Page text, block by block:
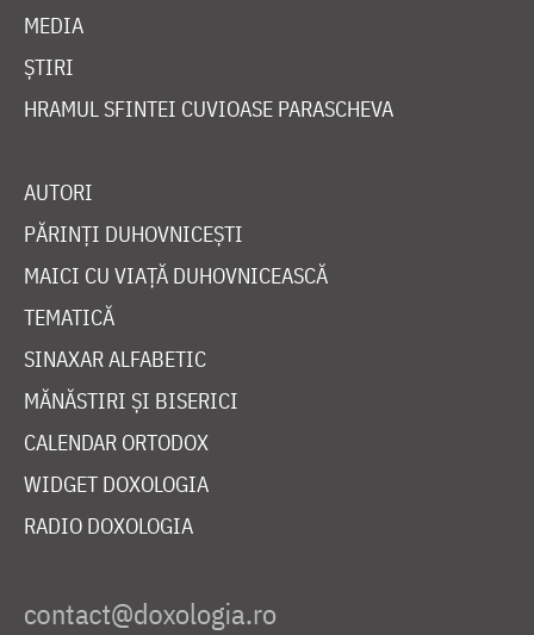
MEDIA
ȘTIRI
HRAMUL SFINTEI CUVIOASE PARASCHEVA
AUTORI
PĂRINȚI DUHOVNICEȘTI
MAICI CU VIAȚĂ DUHOVNICEASCĂ
TEMATICĂ
SINAXAR ALFABETIC
MĂNĂSTIRI ȘI BISERICI
CALENDAR ORTODOX
WIDGET DOXOLOGIA
RADIO DOXOLOGIA